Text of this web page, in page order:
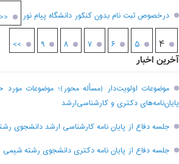
درخصوص ثبت نام بدون کنکور دانشگاه پیام نور
<<
۴ ۵ ۶ ۷ ۸ ۹ >>
آخرین اخبار
موضوعات اولویت‌دار (مسأله محور)؛ موضوعات مورد
پایان‌نامه‌های دکتری و کارشناسی‌ارشد
جلسه دفاع از پایان نامه کارشناسی ارشد دانشجوی
جلسه دفاع از پایان نامه دکتری دانشجوی رشته شیمی